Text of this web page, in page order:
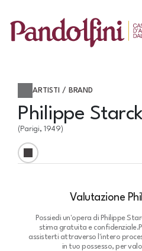
ARTISTI / BRAND
Philippe
(Parigi, 1949)
Valutazione
Possiedi un'opera di Philippe
stima gratuita e confidenziale.
assisterti attraverso l'intero
in tuo possesso, per